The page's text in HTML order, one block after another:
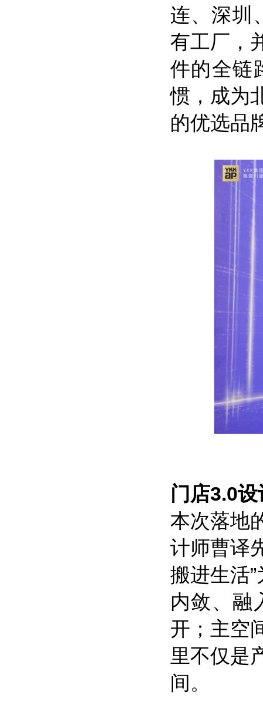
连、深圳
有工厂，
件的全链
惯，成为
的优选品
门店3.0
本次落地
计师曹译
搬进生活
内敛、融
开；主空
里不仅是
间。